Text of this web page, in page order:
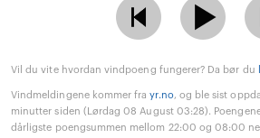
Vil du vite hvordan vindpoeng fungerer? Da bør du
Vindmeldingene kommer frayr.no, og ble sist
minutter siden (Lørdag 08 August 03:28).
dårligste poengsummen mellom 22:00 og 08:00